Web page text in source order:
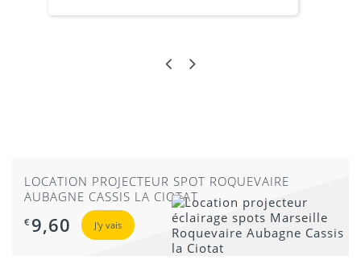
LOCATION PROJECTEUR SPOT ROQUEVAIRE
AUBAGNE CASSIS LA CIOTAT
€ 9,60 J'y vais